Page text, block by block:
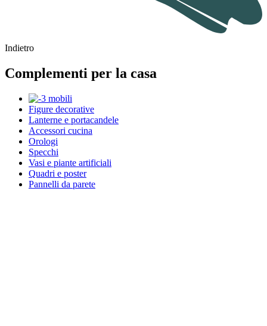
Indietro
Complementi per la casa
Figure decorative
Lanterne e portacandele
Accessori cucina
Orologi
Specchi
Vasi e piante artificiali
Quadri e poster
Pannelli da parete